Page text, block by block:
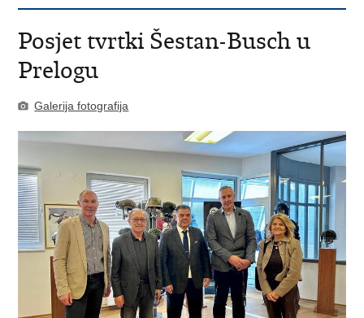
Posjet tvrtki Šestan-Busch u
Prelogu
Galerija fotografija